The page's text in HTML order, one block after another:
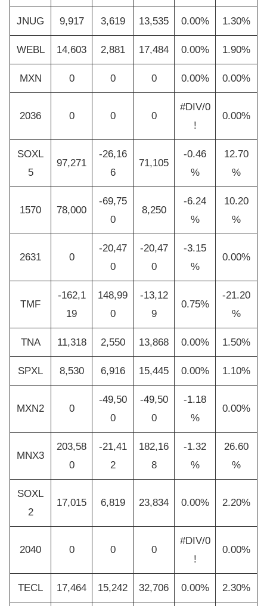
JNUG 9,917 3,619 13,535 0.00% 1.30%
WEBL 14,603 2,881 17,484 0.00% 1.90%
MXN 0 0 0 0.00% 0.00%
2036 0 0 0
#DIV/0
!
0.00%
SOXL
5
97,271
-26,16
6
71,105
-0.46
%
12.70
%
1570 78,000
-69,75
0
8,250
-6.24
%
10.20
%
2631 0
-20,47
0
-20,47
0
-3.15
%
0.00%
TMF
-162,1
19
148,99
0
-13,12
9
0.75%
-21.20
%
TNA 11,318 2,550 13,868 0.00% 1.50%
SPXL 8,530 6,916 15,445 0.00% 1.10%
MXN2 0
-49,50
0
-49,50
0
-1.18
%
0.00%
MNX3
203,58
0
-21,41
2
182,16
8
-1.32
%
26.60
%
SOXL
2
17,015 6,819 23,834 0.00% 2.20%
2040 0 0 0
#DIV/0
!
0.00%
TECL 17,464 15,242 32,706 0.00% 2.30%